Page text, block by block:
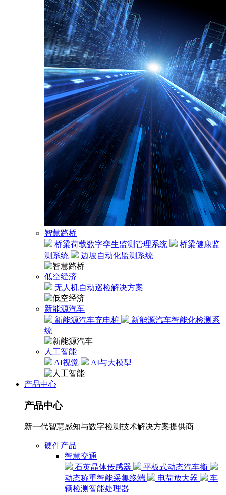
智慧路桥
桥梁荷载数字孪生监测管理系统
桥梁健康监
测系统
边坡自动化监测系统
低空经济
无人机自动巡检解决方案
新能源汽车
新能源汽车充电桩
新能源汽车智能化检测系
统
人工智能
AI视觉
AI与大模型
产品中心
产品中心
新一代智慧感知与数字检测技术解决方案提供商
硬件产品
智慧交通
石英晶体传感器
平板式动态汽车衡
动态称重智能采集终端
电荷放大器
车
辆检测智能处理器